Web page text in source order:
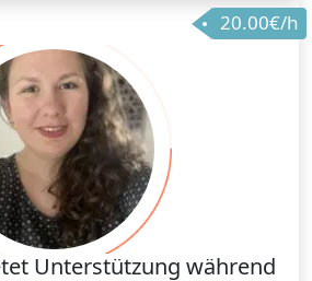
ihnen Systemverständnis für die
zu geben. Dabei ist meiner
Öffentliche Recht mit seinen
Prüfungspunkten
und materiell dann
das Rechtsgebiet, das
ist.
ist neben Systemverständnis
von Definitionen das konkrete
20.00€/h
Unterstützung während